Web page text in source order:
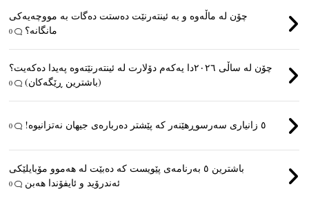
چۆن لە ماڵەوە و بە ئینتەرنێت دەستت دەگات بە مووچەیەکی
مانگانە؟
0
چۆن لە ساڵی ٢٠٢٦دا یەکەم دۆلارت لە ئینتەرنێتەوە پەیدا دەکەیت؟
(باشترین ڕێگەکان)
0
٥ زانیاری سەرسوڕهێنەر کە پێشتر دەربارەی جیهان نەتزانیوە! 0
باشترین ٥ بەرنامەی پێویست کە دەبێت لە هەموو مۆبایلێکی
ئەندرۆید و ئایفۆندا هەبن
0